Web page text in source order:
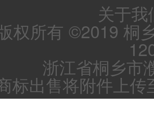
关于我
权所有 ©2019 桐
浙江省桐乡市
标出售将附件上传